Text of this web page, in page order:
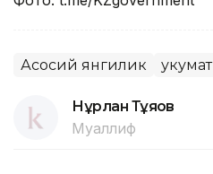
Асосий янгилик Ҳукумат
Нұрлан Тұяқов
Муаллиф